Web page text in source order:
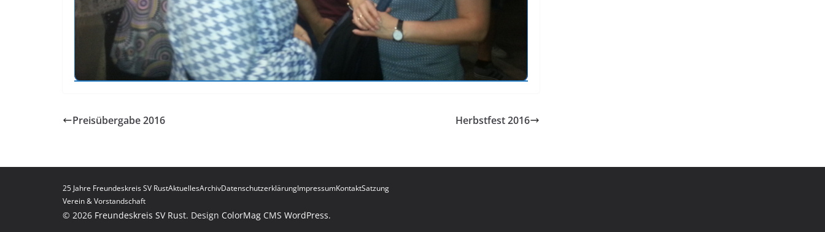
Preisübergabe 2016 Herbstfest 2016
25 Jahre Freundeskreis SV RustAktuellesArchivDatenschutzerklärungImpressumKontaktSatzung
Verein & Vorstandschaft
© 2026 Freundeskreis SV Rust. Design ColorMag CMS WordPress.